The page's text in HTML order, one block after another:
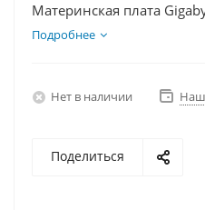
Материнская плата
Видеокарта RX 6650XT
Подробнее
Нет в наличии
Поделиться